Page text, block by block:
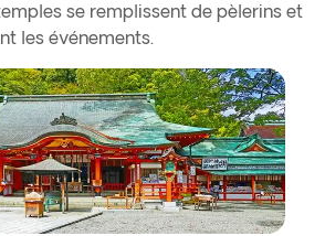
se remplissent de pèlerins et
les événements.